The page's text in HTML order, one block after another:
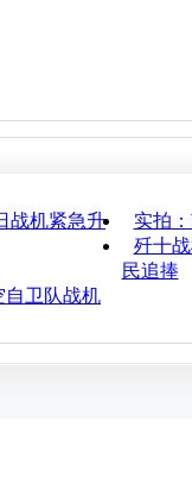
战机紧急升
实拍
歼十
民追捧
自卫队战机